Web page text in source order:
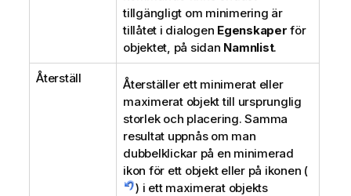
tillgängligt om minimering är
tillåtet i dialogen Egenskaper för
objektet, på sidan Namnlist.
Återställ
Återställer ett minimerat eller
maximerat objekt till ursprunglig
storlek och placering. Samma
resultat uppnås om man
dubbelklickar på en minimerad
ikon för ett objekt eller på ikonen (
) i ett maximerat objekts